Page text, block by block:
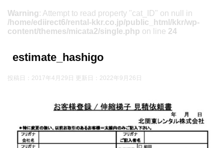
Warning: Attempt to read property "cat_ID" on null in
/home/ediirect6/rental-kkr.co.jp/public_html/kkr/wp-
content/themes/micata2/single.php on line 24
estimate_hashigo
投稿日：2017年4月29日 更新日： 2022年9月26日